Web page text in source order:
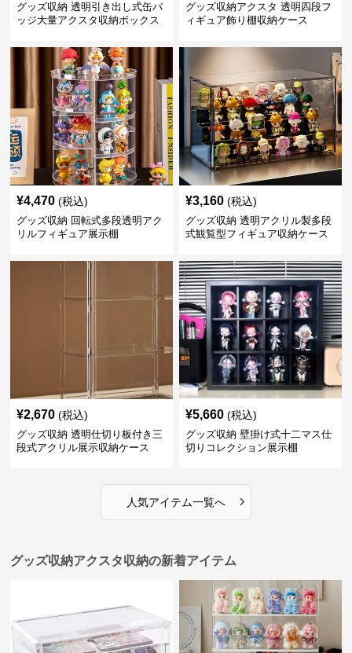
グッズ収納 透明引き出し式缶バ
ッジ大量アクスタ収納ボックス
グッズ収納アクスタ 透明四段フ
ィギュア飾り棚収納ケース
¥4,470 (税込)
グッズ収納 回転式多段透明アク
リルフィギュア展示棚
¥3,160 (税込)
グッズ収納 透明アクリル製多段
式観覧型フィギュア収納ケース
¥2,670 (税込)
グッズ収納 透明仕切り板付き三
段式アクリル展示収納ケース
¥5,660 (税込)
グッズ収納 壁掛け式十二マス仕
切りコレクション展示棚
人気アイテム一覧へ ›
グッズ収納アクスタ収納の新着アイテム